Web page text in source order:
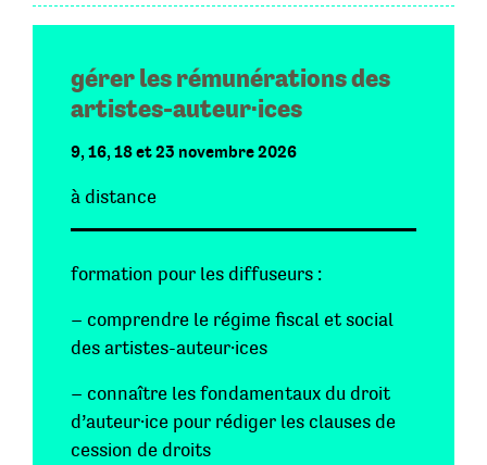
gérer les rémunérations des
artistes-auteur·ices
9, 16, 18 et 23 novembre 2026
à distance
formation pour les diffuseurs :
– comprendre le régime fiscal et social
des artistes-auteur·ices
– connaître les fondamentaux du droit
d’auteur·ice pour rédiger les clauses de
cession de droits